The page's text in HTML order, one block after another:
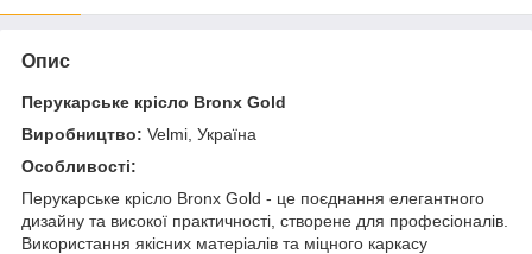
Опис
Перукарське крісло Bronx Gold
Виробництво: Velmi, Україна
Особливості:
Перукарське крісло Bronx Gold - це поєднання елегантного
дизайну та високої практичності, створене для професіоналів.
Використання якісних матеріалів та міцного каркасу